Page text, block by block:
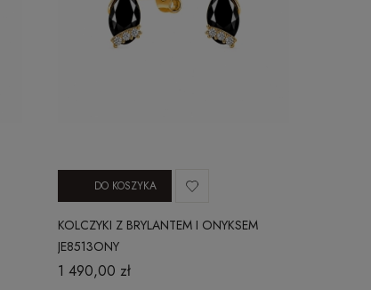
KOLCZYKI Z BRYLANTEM I ONYKSEM
JE8513ONY
1 490,00 zł
DO KOSZYKA